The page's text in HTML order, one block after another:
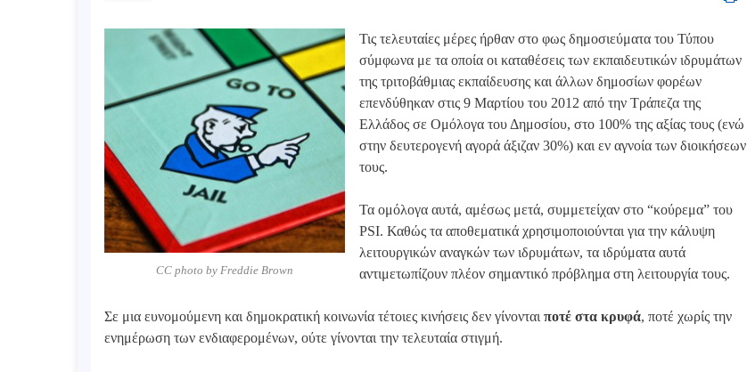
CC photo by Freddie Brown
Τις τελευταίες μέρες ήρθαν στο φως δημοσιεύματα του Τύπου
σύμφωνα με τα οποία οι καταθέσεις των εκπαιδευτικών ιδρυμάτων
της τριτοβάθμιας εκπαίδευσης και άλλων δημοσίων φορέων
επενδύθηκαν στις 9 Μαρτίου του 2012 από την Τράπεζα της
Ελλάδος σε Ομόλογα του Δημοσίου, στο 100% της αξίας τους (ενώ
στην δευτερογενή αγορά άξιζαν 30%) και εν αγνοία των διοικήσεων
τους.
Τα ομόλογα αυτά, αμέσως μετά, συμμετείχαν στο “κούρεμα” του
PSI. Καθώς τα αποθεματικά χρησιμοποιούνται για την κάλυψη
λειτουργικών αναγκών των ιδρυμάτων, τα ιδρύματα αυτά
αντιμετωπίζουν πλέον σημαντικό πρόβλημα στη λειτουργία τους.
Σε μια ευνομούμενη και δημοκρατική κοινωνία τέτοιες κινήσεις δεν γίνονται ποτέ στα κρυφά, ποτέ χωρίς την
ενημέρωση των ενδιαφερομένων, ούτε γίνονται την τελευταία στιγμή.